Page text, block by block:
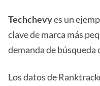
Techchevyes un
clave de marca más
demanda de búsqueda
Los datos de